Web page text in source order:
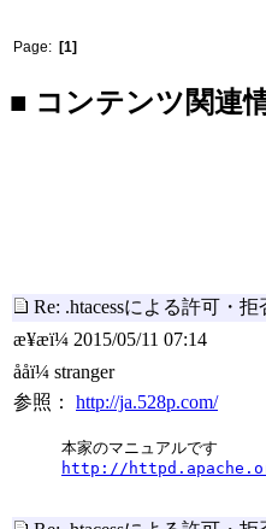
Page: [1]
■ コンテンツ関連
Re: .htacessによる許可・
æ¥æï¼ 2015/05/11 07:14
ååï¼ stranger
参照： http://ja.528p.com/
本家のマニュアルです
http://